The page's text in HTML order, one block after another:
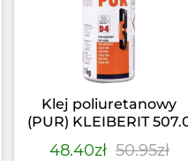
Klej poliuretanowy
(PUR) KLEIBERIT
(1kg)
48.40zł 50.95zł